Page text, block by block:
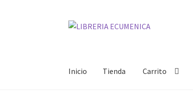
Ir
Ir
Inicio Tienda Carrito